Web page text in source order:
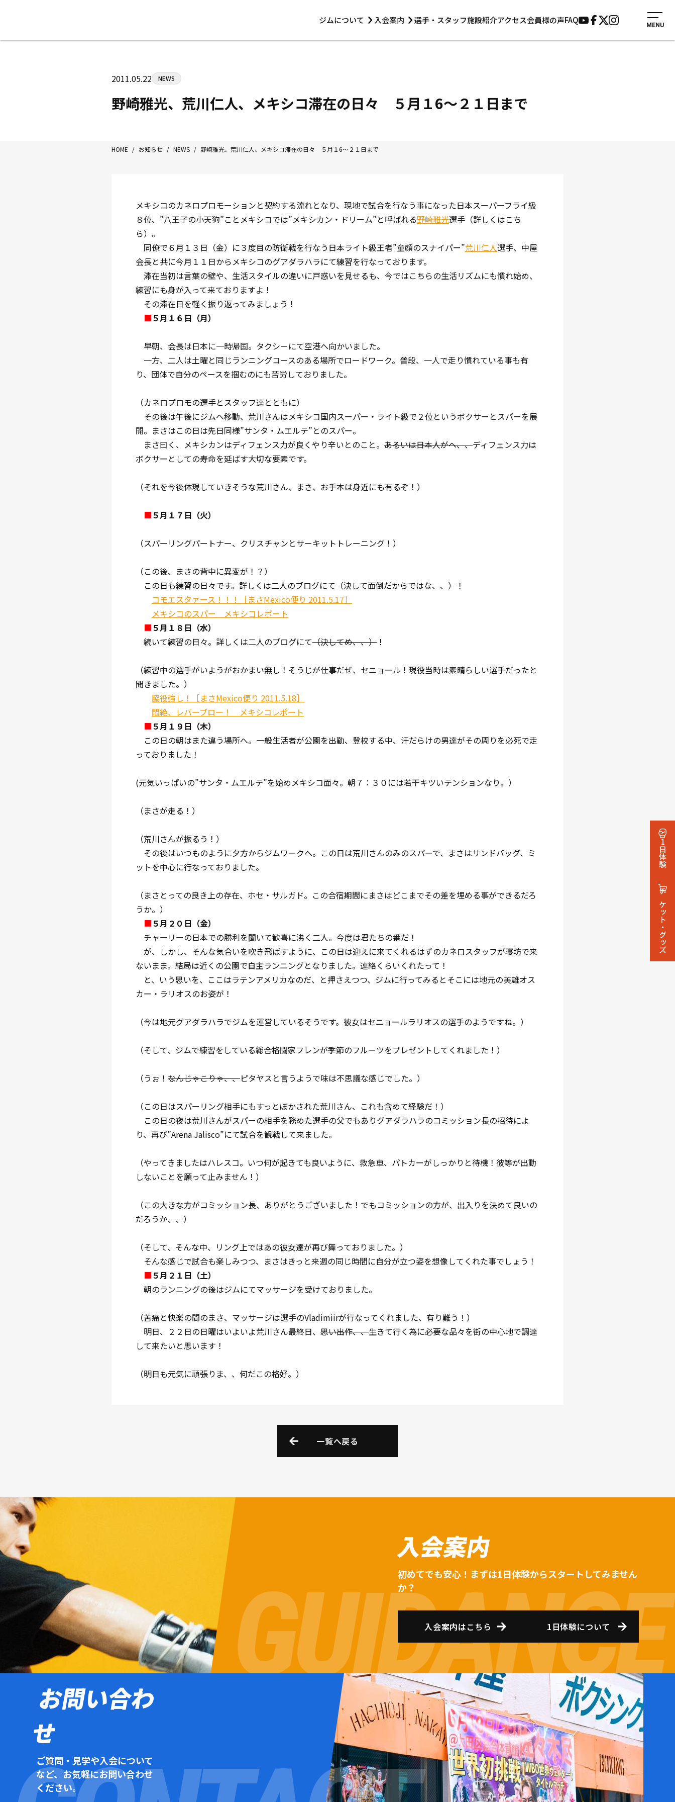
1日体験
チケット・グッズ
ジムについて 入会案内 選手・スタッフ施設紹介アクセス会員様の声FAQ MENU
Tel/Fax：042-622-7222
選手・スタッフ
アクセス
2011.05.22 NEWS
野崎雅光、荒川仁人、メキシコ滞在の日々 ５月１6〜２１日まで
HOME / お知らせ / NEWS / 野崎雅光、荒川仁人、メキシコ滞在の日々 ５月１6〜２１日まで
メキシコのカネロプロモーションと契約する流れとなり、現地で試合を行なう事になった日本スーパーフライ級
８位、”八王子の小天狗”ことメキシコでは”メキシカン・ドリーム”と呼ばれる野崎雅光選手（詳しくはこち
ら）。
同僚で６月１３日（金）に３度目の防衛戦を行なう日本ライト級王者”童顔のスナイパー”荒川仁人選手、中屋
会長と共に今月１１日からメキシコのグアダラハラにて練習を行なっております。
滞在当初は言葉の壁や、生活スタイルの違いに戸惑いを見せるも、今ではこちらの生活リズムにも慣れ始め、
練習にも身が入って来ておりますよ！
その滞在日を軽く振り返ってみましょう！
■５月１６日（月）
早朝、会長は日本に一時帰国。タクシーにて空港へ向かいました。
一方、二人は土曜と同じランニングコースのある場所でロードワーク。普段、一人で走り慣れている事も有
り、団体で自分のペースを掴むのにも苦労しておりました。
（カネロプロモの選手とスタッフ達とともに）
その後は午後にジムへ移動、荒川さんはメキシコ国内スーパー・ライト級で２位というボクサーとスパーを展
開。まさはこの日は先日同様”サンタ・ムエルテ”とのスパー。
まさ曰く、メキシカンはディフェンス力が良くやり辛いとのこと。 あるいは日本人がへ、、ディフェンス力は
ボクサーとしての寿命を延ばす大切な要素です。
（それを今後体現していきそうな荒川さん、まさ、お手本は身近にも有るぞ！）
■５月１７日（火）
（スパーリングパートナー、クリスチャンとサーキットトレーニング！）
（この後、まさの背中に異変が！？）
この日も練習の日々です。詳しくは二人のブログにて（決して面倒だからではな、、） ！
コモエスタァース！！！［まさMexico便り 2011.5.17］
メキシコのスパー メキシコレポート
■５月１８日（水）
続いて練習の日々。詳しくは二人のブログにて（決してめ、、） ！
（練習中の選手がいようがおかまい無し！そうじが仕事だぜ、セニョール！現役当時は素晴らしい選手だったと
聞きました。）
脇役強し！［まさMexico便り 2011.5.18］
悶絶、レバーブロー！ メキシコレポート
■５月１９日（木）
この日の朝はまた違う場所へ。一般生活者が公園を出勤、登校する中、汗だらけの男達がその周りを必死で走
っておりました！
(元気いっぱいの”サンタ・ムエルテ”を始めメキシコ面々。朝７：３０には若干キツいテンションなり。）
（まさが走る！）
（荒川さんが振るう！）
その後はいつものように夕方からジムワークへ。この日は荒川さんのみのスパーで、まさはサンドバッグ、ミ
ットを中心に行なっておりました。
（まさとっての良き上の存在、ホセ・サルガド。この合宿期間にまさはどこまでその差を埋める事ができるだろ
うか。）
■５月２０日（金）
チャーリーの日本での勝利を聞いて歓喜に沸く二人。今度は君たちの番だ！
が、しかし、そんな気合いを吹き飛ばすように、この日は迎えに来てくれるはずのカネロスタッフが寝坊で来
ないまま。結局は近くの公園で自主ランニングとなりました。連絡くらいくれたって！
と、いう思いを、ここはラテンアメリカなのだ、と押さえつつ、ジムに行ってみるとそこには地元の英雄オス
カー・ラリオスのお姿が！
（今は地元グアダラハラでジムを運営しているそうです。彼女はセニョールラリオスの選手のようですね。）
（そして、ジムで練習をしている総合格闘家フレンが季節のフルーツをプレゼントしてくれました！）
（うぉ！ なんじゃこりゃ、、ピタヤスと言うようで味は不思議な感じでした。）
（この日はスパーリング相手にもすっとぼかされた荒川さん、これも含めて経験だ！）
この日の夜は荒川さんがスパーの相手を務めた選手の父でもありグアダラハラのコミッション長の招待によ
り、再び”Arena Jalisco”にて試合を観戦して来ました。
（やってきましたはハレスコ。いつ何が起きても良いように、救急車、パトカーがしっかりと待機！彼等が出動
しないことを願って止みません！）
（この大きな方がコミッション長、ありがとうございました！でもコミッションの方が、出入りを決めて良いの
だろうか、、）
（そして、そんな中、リング上ではあの彼女達が再び舞っておりました。）
そんな感じで試合も楽しみつつ、まさはきっと来週の同じ時間に自分が立つ姿を想像してくれた事でしょう！
■５月２１日（土）
朝のランニングの後はジムにてマッサージを受けておりました。
（苦痛と快楽の間のまさ、マッサージは選手のVladimiirが行なってくれました、有り難う！）
明日、２２日の日曜はいよいよ荒川さん最終日、 思い出作、、生きて行く為に必要な品々を街の中心地で調達
して来たいと思います！
（明日も元気に頑張りま、、何だこの格好。）
一覧へ戻る
入会案内
初めてでも安心！まずは1日体験からスタートしてみません
か？
入会案内はこちら 1日体験について
お問い合わ
せ
ご質問・見学や入会について
など、お気軽にお問い合わせ
ください。